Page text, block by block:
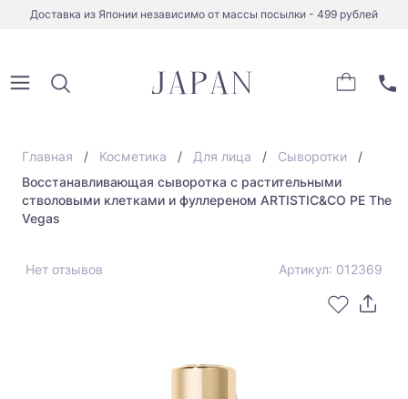
Доставка из Японии независимо от массы посылки - 499 рублей
Главная Косметика Для лица
Сыворотки
Восстанавливающая сыворотка с растительными
стволовыми клетками и фуллереном ARTISTIC&CO PE The
Vegas
Нет отзывов Артикул: 012369